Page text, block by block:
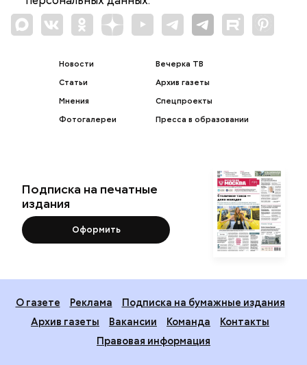
Новости
Статьи
Мнения
Фотогалереи
Вечерка ТВ
Архив газеты
Спецпроекты
Пресса в образовании
Подписка на печатные
издания
Оформить
О газете Реклама
Подписка на бумажные издания
Архив газеты
Вакансии Команда
Контакты
Правовая информация